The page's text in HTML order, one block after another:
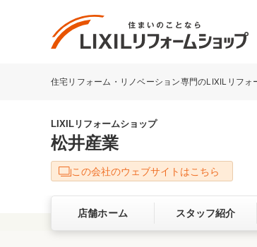
リフォーム事例を探す
キッチン
洗面化粧室
ベランダ・バルコニー
LIXILリフォームショップ
サービス向上・品質改善の
住宅リフォーム・リノベーション専門のLIXILリフォ
LIXILリフォームショップ
松井産業
この会社のウェブサイトはこちら
店舗ホーム スタッフ紹介